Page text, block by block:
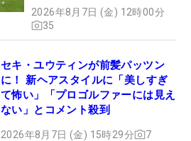
2026年8月7日 (金) 12時00分
35
セキ・ユウティンが前髪パッツン
に！ 新ヘアスタイルに「美しすぎ
て怖い」「プロゴルファーには見え
ない」とコメント殺到
2026年8月7日 (金) 15時29分 7